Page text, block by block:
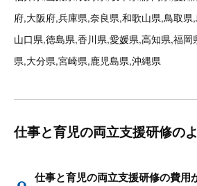
府,大阪府,兵庫県,奈良県,和歌山県,鳥取
山口県,徳島県,香川県,愛媛県,高知県,福岡
県,大分県,宮崎県,鹿児島県,沖縄県
仕事と育児の両立支援研修の
仕事と育児の両立支援研修の費用